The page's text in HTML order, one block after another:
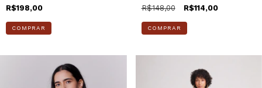
R$198,00
COMPRAR
R$148,00 R$114,00
COMPRAR